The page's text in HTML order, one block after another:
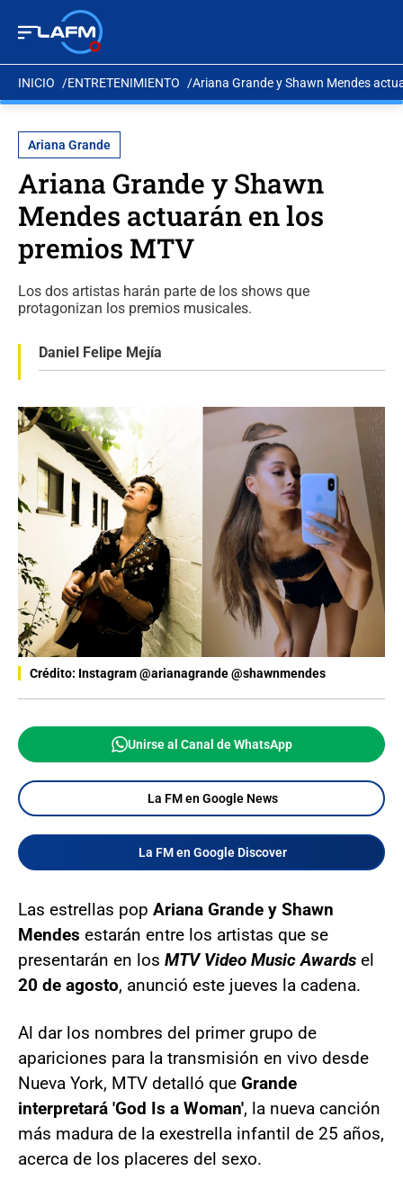
INICIO ENTRETENIMIENTO Ariana Grande y Shawn Mendes
Ariana Grande
Ariana Grande y Shawn
Mendes actuarán en los
premios MTV
Los dos artistas harán parte de los shows que
protagonizan los premios musicales.
Daniel Felipe Mejía
Crédito: Instagram @arianagrande @shawnmendes
Unirse al Canal de WhatsApp
La FM en Google News
La FM en Google Discover
Las estrellas pop Ariana Grande y Shawn
Mendes estarán entre los artistas que se
presentarán en los MTV Video Music Awards el
20 de agosto, anunció este jueves la cadena.
Al dar los nombres del primer grupo de
apariciones para la transmisión en vivo desde
Nueva York, MTV detalló que Grande
interpretará 'God Is a Woman', la nueva canción
más madura de la exestrella infantil de 25 años,
acerca de los placeres del sexo.